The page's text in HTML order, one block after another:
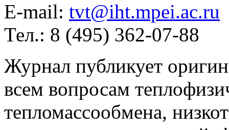
E-mail: tvt@iht.mpei.ac.ru
Тел.: 8 (495) 362-07-88
Журнал публикует
всем вопросам
тепломассообмена,